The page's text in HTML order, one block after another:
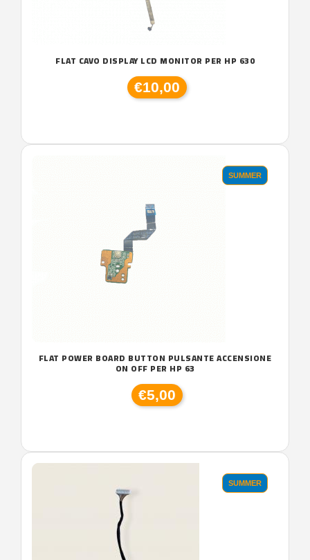
FLAT CAVO DISPLAY LCD MONITOR PER HP 630
€10,00
SUMMER
FLAT POWER BOARD BUTTON PULSANTE ACCENSIONE
ON OFF PER HP 63
€5,00
SUMMER